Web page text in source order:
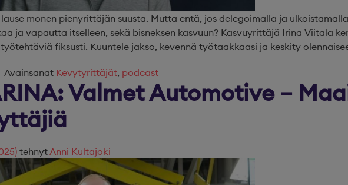
lause monen pienyrittäjän suusta. Mutta entä, jos delegoimalla ja
ja vapautta itselleen, sekä bisneksen kasvuun? Kasvuyrittäjä Irina Viitala
fiksusti. Kuuntele jakso, kevennä työtaakkaasi ja keskity
Avainsanat Kevytyrittäjät, podcast
Valmet Automotive –
tehnytAnni Kultajoki